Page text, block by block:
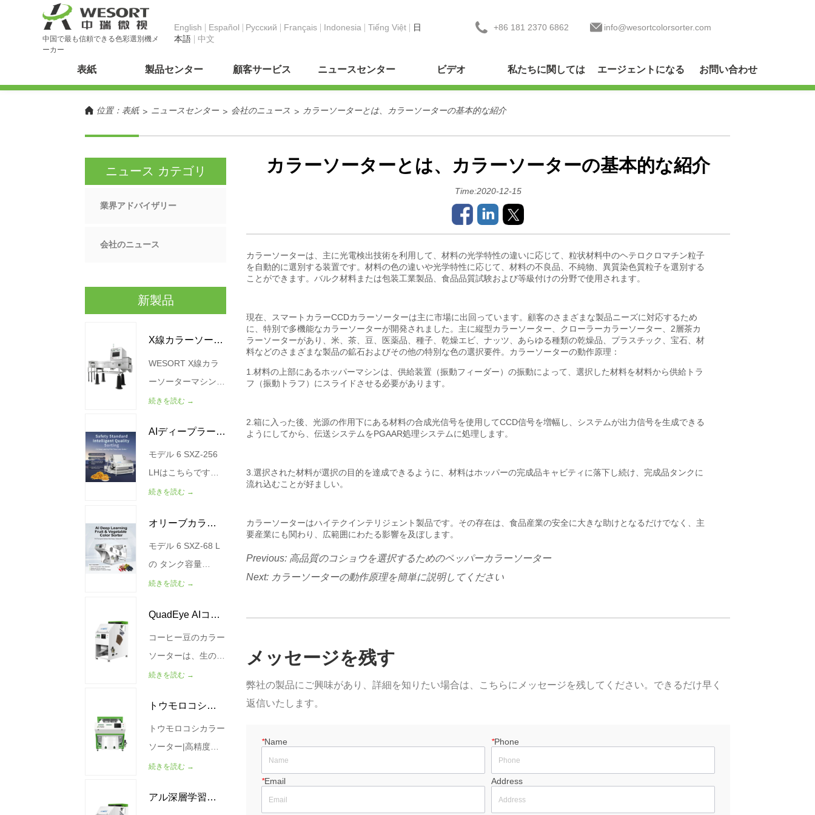
中国で最も信頼できる色彩選別機メ
ーカー
+86 181 2370 6862
English Español Pусский Français Indonesia Tiếng Việt
日
本語
中文
info@wesortcolorsorter.com
表紙 製品センター 顧客サービス ニュースセンター ビデオ 私たちに関しては エージェントになる お問い合わせ
位置： 表紙 > ニュースセンター > 会社のニュース > カラーソーターとは、カラーソーターの基本的な紹介
ニュース カテゴリ
業界アドバイザリー
会社のニュース
新製品
X線カラーソータ
ー機
WESORT X線カラ
ーソーターマシン
は、高度なX線画像
ーニングアルゴリズ
ムを組み合わせて、
食品品質管理と欠陥
除去のためのよりス
ョンを提供します。
従来の光学カラーソ
ーターが主に表面欠
陥を検出するのに対
ソーティング技術は
製品内部に浸透し
て、従来のソーティ
ング装置では検出で
異物を特定します。
高品質の食品加工業
界向けに設計された
X線カラーソーター
シーフード、穀物、
続きを読む →
AIディープラーニ
ングミートフロ
スカラーソータ
モデル 6 SXZ-256
LHはこちらです。
容量（キログラム/
（キロワット） 4.5
空気源の圧力
（MPa） 0.4-0.6 重
量(kg) 990 サイズ
2966*2912*2058
続きを読む →
オリーブカラー
ソーター
モデル 6 SXZ-68 L
の タンク容量
(kG/H) 250-400 空
0.6 0.6 電力 (Kw)
1.3 サイズ(MM)
1140*1931*1179 重
量(kg) 310
続きを読む →
QuadEye AIコー
ヒー豆選別機
コーヒー豆のカラー
ソーターは、生のコ
ーヒー豆と焙煎され
から、悪い豆、カビ
の生えた豆、ひびの
入った豆、殻付きの
豆、虫食い豆、木く
るAI搭載の視覚認識
続きを読む →
トウモロコシ色
選別機
トウモロコシカラー
ソーター|高精度光
学選別機 製品説明
ラーソーターは、高
続きを読む →
アル深層学習四
カラーソーターとは、カラーソーターの基本的な紹介
Time:2020-12-15
Previous: 高品質のコショウを選択するためのペッパーカラーソーター
Next: カラーソーターの動作原理を簡単に説明してください
メッセージを残す
弊社の製品にご興味があり、詳細を知りたい場合は、こちらにメッセージを残してください。できるだけ早く
返信いたします。
*Name *Phone
*Email Address